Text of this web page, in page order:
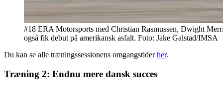
#18 ERA Motorsports med Christian Rasmussen, Dwight
også fik debut på amerikansk asfalt. Foto: Jake Galstad/IMSA
Du kan se alle træningssessionens omgangstiderher.
Træning 2: Endnu mere dansk succes